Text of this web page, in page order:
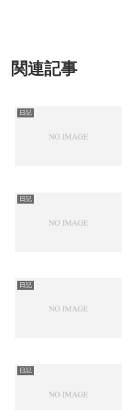
関連記事
日記
日記
日記
日記